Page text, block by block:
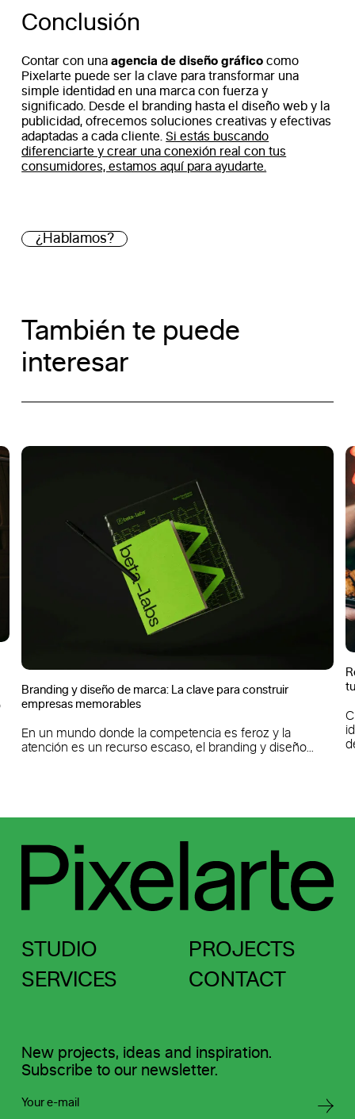
Conclusión
Contar con unaagencia de diseño gráfico como
Pixelarte puede ser la clave para transformar una
simple identidad en una marca con fuerza y
significado. Desde el branding hasta el diseño web y la
publicidad, ofrecemos soluciones creativas y efectivas
adaptadas a cada cliente.Si estás buscando
diferenciarte y crear una conexión real con tus
consumidores, estamos aquí para ayudarte.
¿Hablamos?
También te puede
interesar
y la
y diseño...
Registrar marca: un paso clave para proteger tu
tu negocio
Cuando ayudamos a una empresa a construir
identidad, sabemos que el trabajo no acaba
de...
STUDIO
PROJECTS
SERVICES
CONTACT
New projects, ideas and inspiration.
Subscribe to our newsletter.